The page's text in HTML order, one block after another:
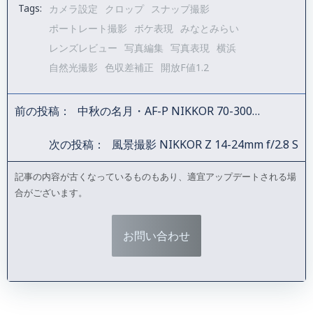
Tags:
カメラ設定
クロップ
スナップ撮影
ポートレート撮影
ボケ表現
みなとみらい
レンズレビュー 写真編集 写真表現
横浜
自然光撮影 色収差補正 開放F値1.2
navigation
前の投稿： 中秋の名月・AF-P NIKKOR 70-300mm f/4.5-5.6E ED VR
Post
次の投稿： 風景撮影 NIKKOR Z 14-24mm f/2.8 S
記事の内容が古くなっているものもあり、適宜アップデートされる場
合がございます。
お問い合わせ